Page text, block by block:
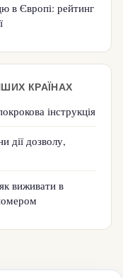
в Європі: рейтинг
КРАЇНАХ
інструкція
дії дозволу,
виживати в